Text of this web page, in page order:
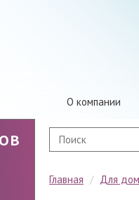
О компании
Главная / Для